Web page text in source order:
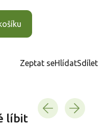
Zeptat seHlídatSdílet
líbit